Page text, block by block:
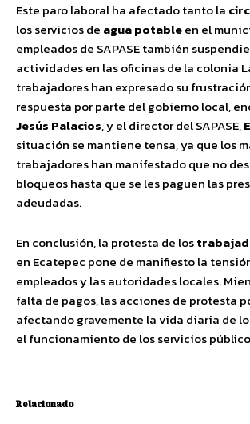
Este paro laboral ha afectado tanto la
los servicios de agua potableen el
empleados de SAPASE también
actividades en las oficinas de la colonia
trabajadores han expresado su
respuesta por parte del gobierno local,
Jesús Palacios, y el director del SAPASE,
situación se mantiene tensa, ya que los
trabajadores han manifestado que no
bloqueos hasta que se les paguen las
adeudadas.
En conclusión, la protesta de los
en Ecatepec pone de manifiesto la
empleados y las autoridades locales.
falta de pagos, las acciones de protesta
afectando gravemente la vida diaria de
el funcionamiento de los servicios
Relacionado